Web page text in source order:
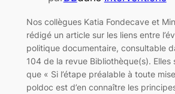
Nos collègues Katia Fondecave et
rédigé un article sur les liens entre
politique documentaire, consultable
104 de la revue Bibliothèque(s). Elles
que « Si l’étape préalable à toute
poldoc est d’en connaître les